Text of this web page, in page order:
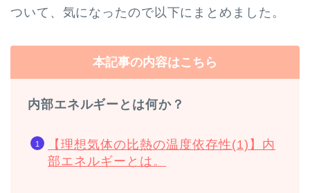
ついて、気になったので以下にまとめました。
本記事の内容はこちら
内部エネルギーとは何か？
【理想気体の比熱の温度依存性(1)】内
部エネルギーとは。